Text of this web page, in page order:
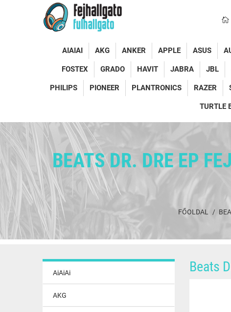
AIAIAI AKG ANKER APPLE ASUS
FOSTEX
GRADO HAVIT JABRA JBL
PHILIPS
PIONEER PLANTRONICS RAZER
TURTLE
BEATS DR. DRE EP
FŐOLDAL
AiAiAi
AKG
Beats